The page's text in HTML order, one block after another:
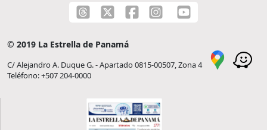
© 2019 La Estrella de Panamá
C/ Alejandro A. Duque G. - Apartado 0815-00507, Zona 4
Teléfono: +507 204-0000